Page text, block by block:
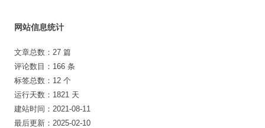
网站信息统计
文章总数：27 篇
评论数目：166 条
标签总数：12 个
运行天数：1821 天
建站时间：2021-08-11
最后更新：2025-02-10